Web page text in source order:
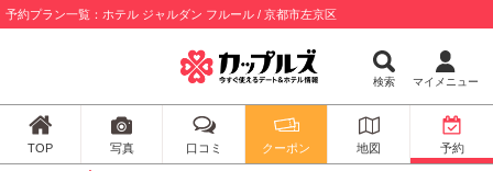
予約プラン一覧：ホテル ジャルダン フルール / 京都市左京区
検索 マイメニュー
TOP 写真 口コミ クーポン 地図 予約